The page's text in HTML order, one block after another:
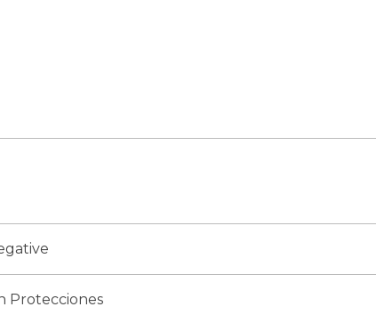
Protecciones